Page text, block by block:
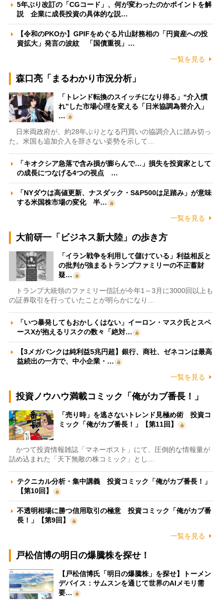
5年ぶり改訂の「CGコード」、何が変わったのかポイントを解
説 企業に成長投資の具体的な説…
【令和のPKOか】GPIFをめぐる片山財務相の「円資産への投
資拡大」発言の波紋 「国債重視」…
一覧を見る
森口亮「まるわかり市況分析」
「トレンド転換のスイッチになり得る」“介入慣
れ”した市場心理を変える「日米協調為替介入」
…
日米両政府が、約28年ぶりとなる円買いの協調介入に踏み切っ
た。米国も追加介入を辞さない姿勢を示して…
「キオクシア急落で含み損が膨らんで…」損失を投資家として
の成長につなげる4つの視点 …
「NYダウは高値更新、ナスダック・S&P500は足踏み」が意味
する米国株市場の変化 半…
一覧を見る
大前研一「ビジネス新大陸」の歩き方
「イラン戦争を利用して儲けている」利益相反と
の批判が強まるトランプファミリーの不正蓄財
疑…
トランプ大統領のファミリー信託が今年1～3月に3000回以上も
の証券取引を行っていたことが明らかになり…
「いつ暴発してもおかしくはない」イーロン・マスク氏とスペ
ースXが抱えるリスクの数々「絶対…
【3メガバンクは純利益5兆円超】銀行、商社、ゼネコンは最高
益続出の一方で、中小企業・…
一覧を見る
投資ノウハウ満載コミック「俺がカブ番長！」
「売り時」を逃さないトレンド見極め術 投資コ
ミック「俺がカブ番長！」【第11回】
かつて投資情報雑誌「マネーポスト」にて、圧倒的な情報量が
詰め込まれた「天下無敵の株コミック」とし…
テクニカル分析・集中講義 投資コミック「俺がカブ番長！」
【第10回】
不透明相場に勝つ信用取引の極意 投資コミック「俺がカブ番
長！」【第9回】
一覧を見る
戸松信博の明日の爆騰株を探せ！
【戸松信博氏「明日の爆騰株」を探せ】トーメン
デバイス：サムスンを通じて世界のAIメモリ需
要…